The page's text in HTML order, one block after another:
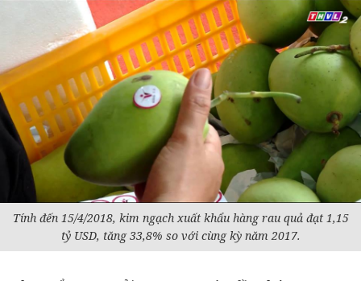
Tính đến 15/4/2018, kim ngạch xuất khẩu hàng rau quả đạt 1,15
tỷ USD, tăng 33,8% so với cùng kỳ năm 2017.